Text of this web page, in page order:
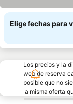
Elige fechas para
Los precios y la
web de reserva
posible que no
la misma oferta